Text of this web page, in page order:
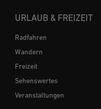
URLAUB & FREIZEIT
Radfahren
Wandern
Freizeit
Sehenswertes
Veranstaltungen